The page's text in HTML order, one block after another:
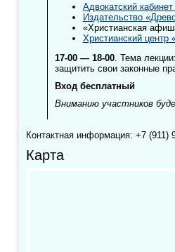
Адвокатский
Издательство
«Христианская
Христианский центр
17-00 — 18-00. Тема
защитить свои законные
Вход бесплатный
Вниманию участников
Контактная информация: +7 (911)
Карта